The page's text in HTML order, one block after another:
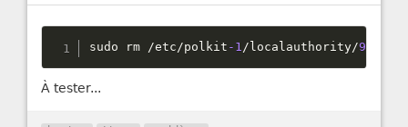
sudo rm /etc/polkit -1/ localauthority/90
À tester...